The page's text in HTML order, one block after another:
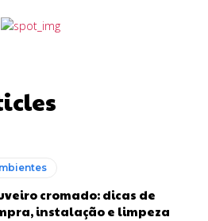
cromado: dicas de
instalação e limpeza